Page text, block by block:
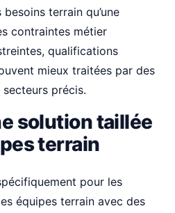
terrain qu’une
contraintes métier
qualifications
mieux traitées par des
précis.
solution taillée
terrain
pour les
équipes terrain avec des